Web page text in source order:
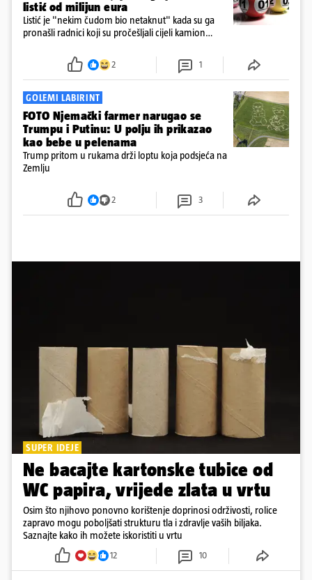
listić od milijun eura
Listić je "nekim čudom bio netaknut" kada su ga
pronašli radnici koji su pročešljali cijeli kamion
tvrtke SANB u južnoj talijanskoj pokrajini Apuliji za
AFP u utorak.
2 1
GOLEMI LABIRINT
FOTO Njemački farmer narugao se
Trumpu i Putinu: U polju ih prikazao
kao bebe u pelenama
Trump pritom u rukama drži loptu koja podsjeća na
Zemlju
2 3
SUPER IDEJE
Ne bacajte kartonske tubice od
WC papira, vrijede zlata u vrtu
Osim što njihovo ponovno korištenje doprinosi održivosti, rolice
zapravo mogu poboljšati strukturu tla i zdravlje vaših biljaka.
Saznajte kako ih možete iskoristiti u vrtu
12 10